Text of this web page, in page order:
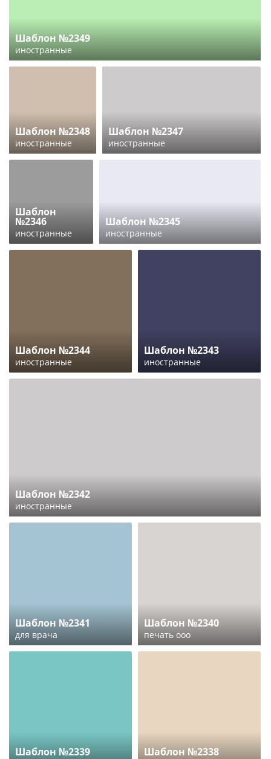
Шаблон №2349
иностранные
Шаблон №2348
иностранные
Шаблон №2347
иностранные
Шаблон
№2346
иностранные
Шаблон №2345
иностранные
Шаблон №2344
иностранные
Шаблон №2343
иностранные
Шаблон №2342
иностранные
Шаблон №2341
для врача
Шаблон №2340
печать ооо
Шаблон №2339 Шаблон №2338